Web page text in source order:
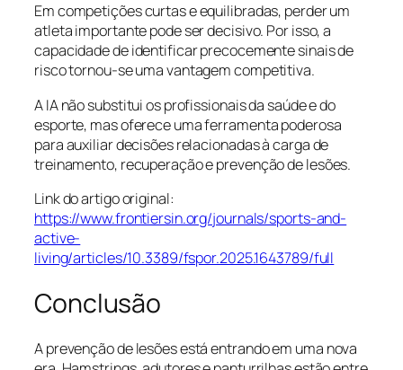
Em competições curtas e equilibradas, perder um
atleta importante pode ser decisivo. Por isso, a
capacidade de identificar precocemente sinais de
risco tornou-se uma vantagem competitiva.
A IA não substitui os profissionais da saúde e do
esporte, mas oferece uma ferramenta poderosa
para auxiliar decisões relacionadas à carga de
treinamento, recuperação e prevenção de lesões.
Link do artigo original:
https://www.frontiersin.org/journals/sports-and-
active-
living/articles/10.3389/fspor.2025.1643789/full
Conclusão
A prevenção de lesões está entrando em uma nova